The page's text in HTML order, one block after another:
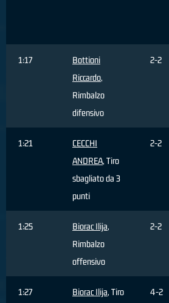
1:17
Bottioni
Riccardo,
Rimbalzo
difensivo
2-2
1:21
CECCHI
ANDREA, Tiro
sbagliato da 3
punti
2-2
1:25 Biorac Ilija,
Rimbalzo
offensivo
2-2
1:27 Biorac Ilija, Tiro
4-2